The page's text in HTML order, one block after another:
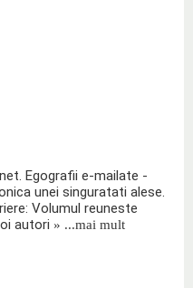
Egografii e-mailate -
unei singuratati alese.
Volumul reuneste
autori » ...mai mult